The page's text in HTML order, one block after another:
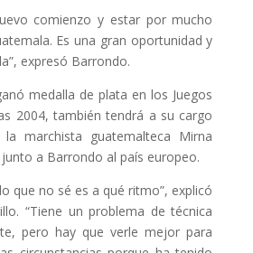
comienzo y estar por mucho
Es una gran oportunidad y
expresó Barrondo.
medalla de plata en los Juegos
2004, también tendrá a su cargo
marchista guatemalteca Mirna
a Barrondo al país europeo.
que no sé es a qué ritmo”, explicó
“Tiene un problema de técnica
pero hay que verle mejor para